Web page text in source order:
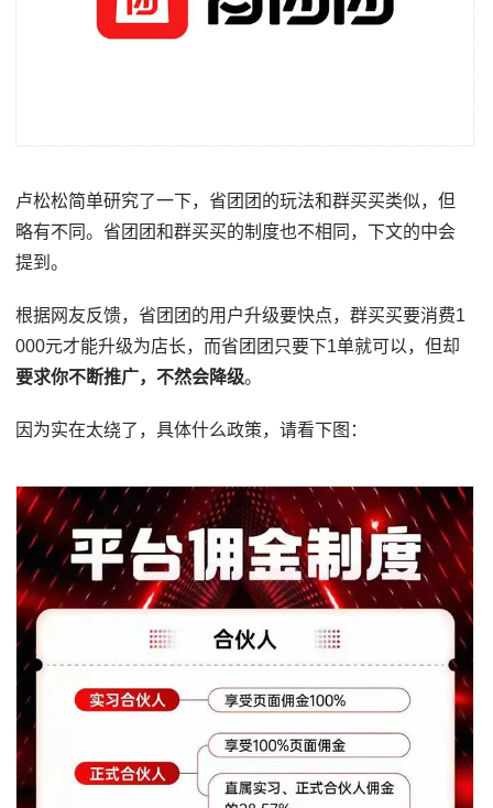
卢松松简单研究了一下，省团团的玩法和群买买类似，但
略有不同。省团团和群买买的制度也不相同，下文的中会
提到。
根据网友反馈，省团团的用户升级要快点，群买买要消费1
000元才能升级为店长，而省团团只要下1单就可以，但却
要求你不断推广，不然会降级。
因为实在太绕了，具体什么政策，请看下图：